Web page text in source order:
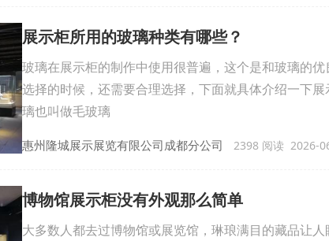
展示柜所用的玻璃种类有哪些？
玻璃在展示柜的制作中使用很普遍，这个是和玻璃的
选择的时候，还需要合理选择，下面就具体介绍一下
璃也叫做毛玻璃
惠州隆城展示展览有限公司成都分公司 2398 阅读 2026-
博物馆展示柜没有外观那么简单
大多数人都去过博物馆或展览馆，琳琅满目的藏品让